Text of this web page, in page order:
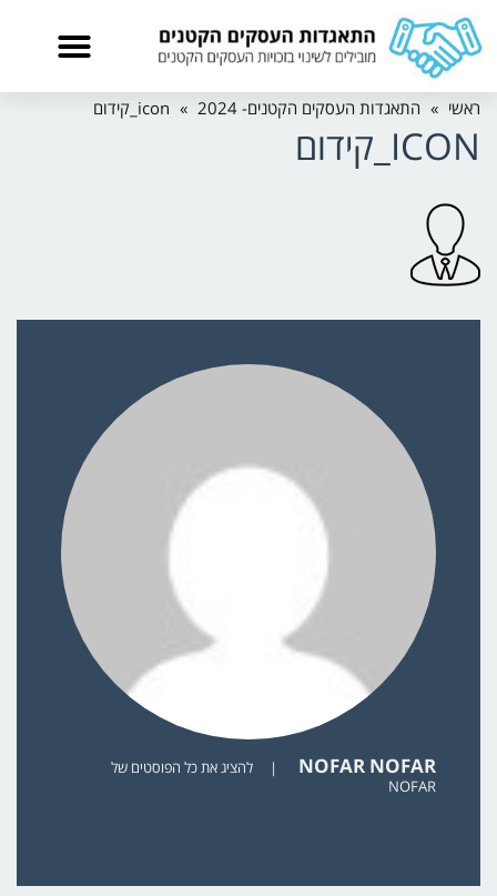
ראשי » התאגדות העסקים הקטנים- 2024 » icon_קידום
ICON_קידום
NOFAR NOFAR
|
להציג את כל הפוסטים של
NOFAR